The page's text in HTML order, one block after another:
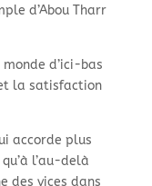
d’Abou Tharr
d’ici-bas
la satisfaction
accorde plus
l’au-delà
des vices dans